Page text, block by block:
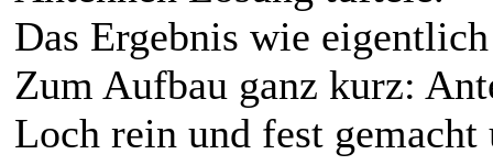
Das Ergebnis wie
Zum Aufbau ganz kurz:
Loch rein und fest